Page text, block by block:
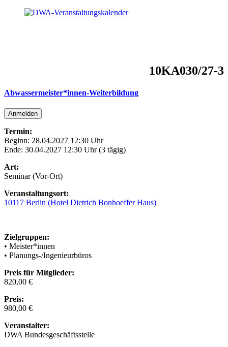
10KA030/27-3
Abwassermeister*innen-Weiterbildung
Anmelden
Termin:
Beginn: 28.04.2027 12:30 Uhr
Ende: 30.04.2027 12:30 Uhr (3 tägig)
Art:
Seminar (Vor-Ort)
Veranstaltungsort:
10117 Berlin (Hotel Dietrich Bonhoeffer Haus)
Zielgruppen:
• Meister*innen
• Planungs-/Ingenieurbüros
Preis für Mitglieder:
820,00 €
Preis:
980,00 €
Veranstalter:
DWA Bundesgeschäftsstelle